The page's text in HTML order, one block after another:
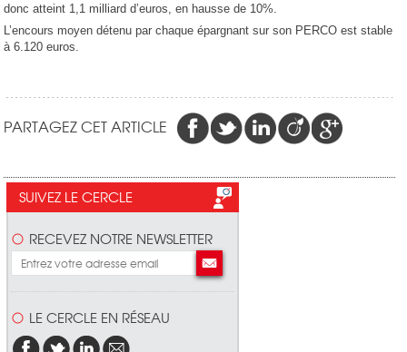
donc atteint 1,1 milliard d’euros, en hausse de 10%.
L’encours moyen détenu par chaque épargnant sur son PERCO est stable
à 6.120 euros.
PARTAGEZ CET ARTICLE
SUIVEZ LE CERCLE
RECEVEZ NOTRE NEWSLETTER
LE CERCLE EN RÉSEAU